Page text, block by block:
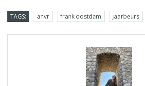
TAGS: anvr frank oostdam jaarbeurs